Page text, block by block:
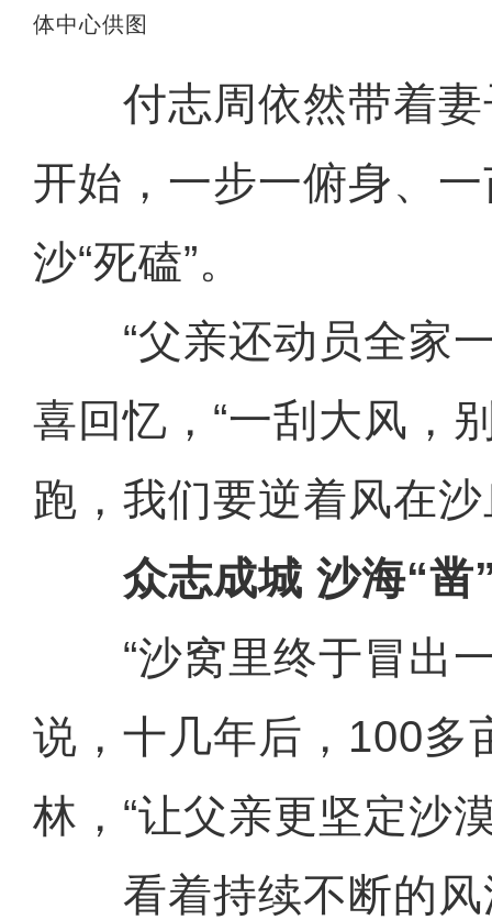
体中心供图
付志周依然带着妻
开始，一步一俯身、
沙“死磕”。
“父亲还动员全家一
喜回忆，“一刮大风，
跑，我们要逆着风在
众志成城 沙海“凿
“沙窝里终于冒出一
说，十几年后，100多
林，“让父亲更坚定沙
看着持续不断的风